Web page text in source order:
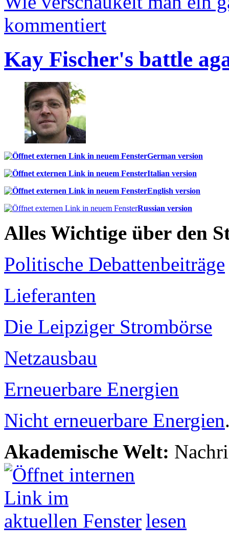
kommentiert
Kay Fischer's battle
German version
Italian version
English version
Russian version
Alles Wichtige über den
Politische Debattenbeiträge
Lieferanten
Die Leipziger Strombörse
Netzausbau
Erneuerbare Energien
Nicht erneuerbare Energien
Akademische Welt:
lesen